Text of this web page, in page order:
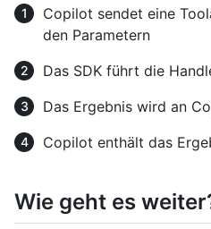
Copilot sendet eine
den Parametern
Das SDK führt die
Das Ergebnis wird an
Copilot enthält das
Wie geht es